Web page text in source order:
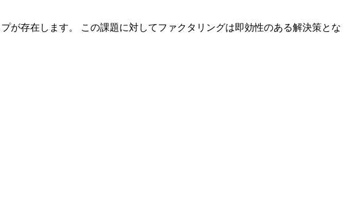
が存在します。 この課題に対してファクタリングは即効性のある解決策とな